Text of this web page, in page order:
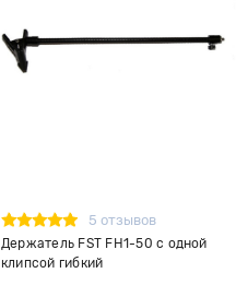
5 отзывов
Держатель FST FH1-50 с одной
клипсой гибкий